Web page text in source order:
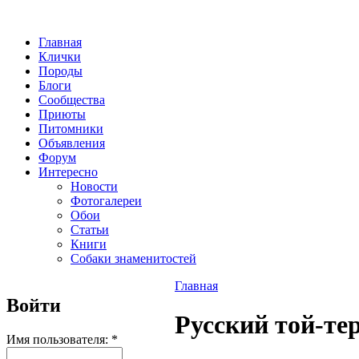
Главная
Клички
Породы
Блоги
Сообщества
Приюты
Питомники
Объявления
Форум
Интересно
Новости
Фотогалереи
Обои
Статьи
Книги
Собаки знаменитостей
Войти
Имя пользователя: *
Главная
Русский той-